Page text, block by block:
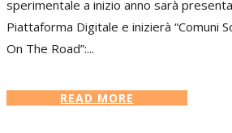
sperimentale a inizio anno sarà
Piattaforma Digitale e inizierà “Comuni
On The Road”:...
READ MORE